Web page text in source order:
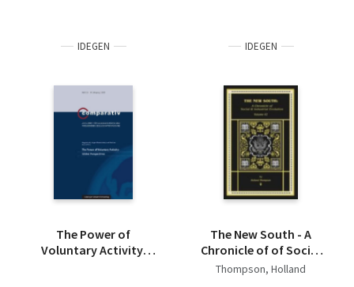
IDEGEN
The Power of
Voluntary Activity:
IDEGEN
The New South - A
Chronicle of of Social
& Industrial Evolution
Thompson, Holland